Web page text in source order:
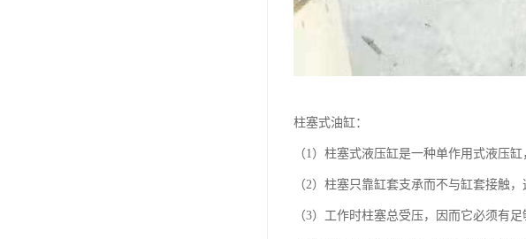
柱塞式油缸：
（1）柱塞式液压缸是一种单作用式液压
（2）柱塞只靠缸套支承而不与缸套接触
（3）工作时柱塞总受压，因而它必须有足